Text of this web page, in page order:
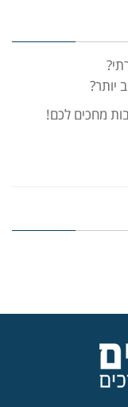
יותר?